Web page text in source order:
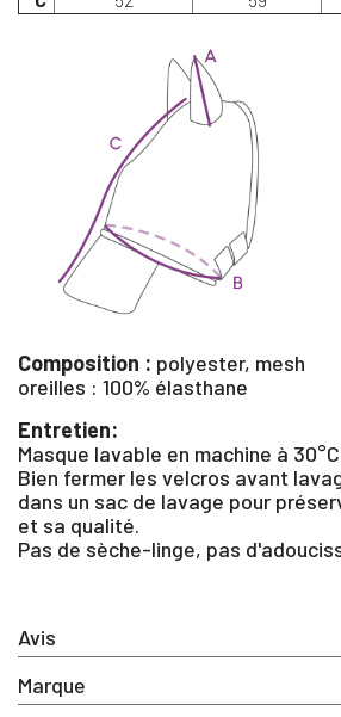
Avis
Marque
Composition : polyester, mesh
oreilles : 100% élasthane
Entretien:
Masque lavable en machine à 30°C
Bien fermer les velcros avant
dans un sac de lavage pour
et sa qualité.
Pas de sèche-linge, pas
×